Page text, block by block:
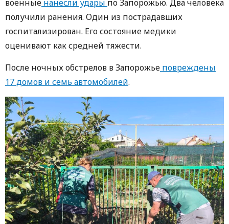
военные нанесли удары по Запорожью. Два человека
получили ранения. Один из пострадавших
госпитализирован. Его состояние медики
оценивают как средней тяжести.
После ночных обстрелов в Запорожье повреждены
17 домов и семь автомобилей.